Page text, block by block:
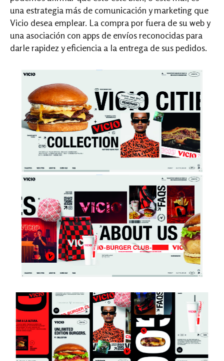
una estrategia más de comunicación y marketing que
Vicio desea emplear. La compra por fuera de su web y
una asociación con apps de envíos reconocidas para
darle rapidez y eficiencia a la entrega de sus pedidos.